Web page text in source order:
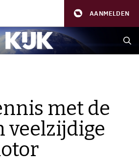
AANMELDEN
met de
veelzijdige